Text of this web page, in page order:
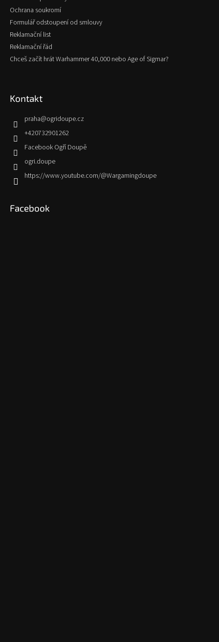
Ochrana soukromí
Formulář odstoupení od smlouvy
Reklamační list
Reklamační řád
Chceš začít hrát Warhammer 40,000 nebo Age of Sigmar?
Kontakt
praha@ogridoupe.cz
+420732901262
Facebook Ogří Doupě
ogri.doupe
https://www.youtube.com/@Wargamingdoupe
Facebook